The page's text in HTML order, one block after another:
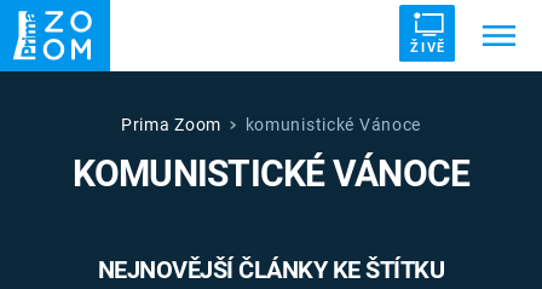
ŽIVĚ
ZRÁDCI DRUHÁ SVĚTOVÁ VÁLKA
ZÁHADY VETŘELCI DÁVNOVĚKU
Prima Zoom komunistické Vánoce
KOMUNISTICKÉ VÁNOCE
NEJNOVĚJŠÍ ČLÁNKY KE ŠTÍTKU